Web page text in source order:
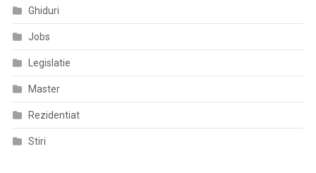
Ghiduri
Jobs
Legislatie
Master
Rezidentiat
Stiri